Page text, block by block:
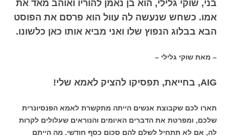
בני, שוקי גלילי, הוא בן נאמן להוריו ואוהב מאד את
אמו. כשחש שנעשה לה עוול הוא פרסם את הפוסט
הבא בבלוג הנפוץ שלו ואני מביא אותו כאן כלשונו.
– מאת שוקי גלילי –
AIG, בחייאת, תפסיקו להציק לאמא שלי!
תארו לכם שקבוצת אנשים הייתה מתקשרת לאמא הפנסיונרית
שלכם, ומפרטת את הדברים האיומים והנוראים שעלולים לקרות
לה, אם לא תתחיל לשלם להם סכום כסף חודשי. מה הייתם